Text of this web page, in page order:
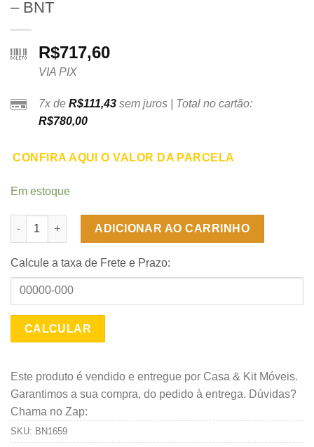
– BNT
R$717,60
VIA PIX
7x de R$111,43 sem juros | Total no cartão:
R$780,00
CONFIRA AQUI O VALOR DA PARCELA
Em estoque
Cômoda Sapateira Florença Com 4 Gavetas E 1 Porta -
ADICIONAR AO CARRINHO
Calcule a taxa de Frete e Prazo:
Este produto é vendido e entregue por Casa & Kit Móveis.
Garantimos a sua compra, do pedido à entrega. Dúvidas?
Chama no Zap:
SKU: BN1659